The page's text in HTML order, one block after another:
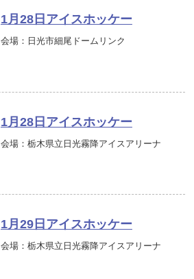
1月28日アイスホッケー
会場：日光市細尾ドームリンク
1月28日アイスホッケー
会場：栃木県立日光霧降アイスアリーナ
1月29日アイスホッケー
会場：栃木県立日光霧降アイスアリーナ